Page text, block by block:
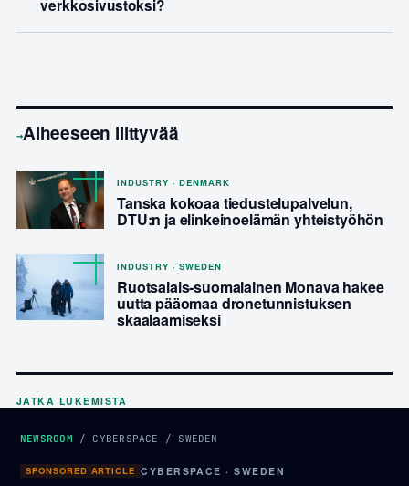
verkkosivustoksi?
→Aiheeseen liittyvää
INDUSTRY · DENMARK
Tanska kokoaa tiedustelupalvelun,
DTU:n ja elinkeinoelämän yhteistyöhön
INDUSTRY · SWEDEN
Ruotsalais-suomalainen Monava hakee
uutta pääomaa dronetunnistuksen
skaalaamiseksi
JATKA LUKEMISTA
NEWSROOM / CYBERSPACE / SWEDEN
SPONSORED ARTICLE CYBERSPACE · SWEDEN